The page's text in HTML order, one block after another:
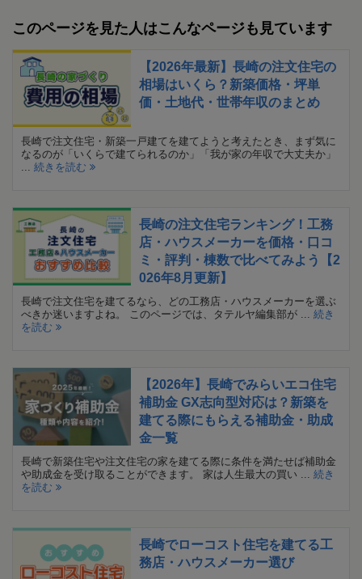
このページを見た人はこんなページも見ています
【2026年最新】長崎の注文住宅の
相場はいくら？新築価格・坪単
価・土地代・世帯年収のまとめ
長崎で注文住宅・新築一戸建てを建てようと考えたとき、まず気に
なるのが「いくらで建てられるのか」「我が家の年収で大丈夫か」
... 続きを読む
長崎の注文住宅ランキング！工務
店・ハウスメーカーを価格・口コ
ミ・評判・棟数で比べてみよう【2
026年8月更新】
長崎で注文住宅を建てるなら、どの工務店・ハウスメーカーを選ぶ
べきか迷いますよね。 このページでは、タテルヤ編集部が ... 続き
を読む
【2026年】長崎でみらいエコ住宅
補助金 GX志向型対応は？新築を
建てる際にもらえる補助金・助成
金一覧
長崎で新築住宅や注文住宅の家を建てる際に条件を満たせば補助金
や助成金を受け取ることができます。 家は人生最大の買い ... 続き
を読む
長崎でローコスト住宅を建てる工
務店・ハウスメーカー選び